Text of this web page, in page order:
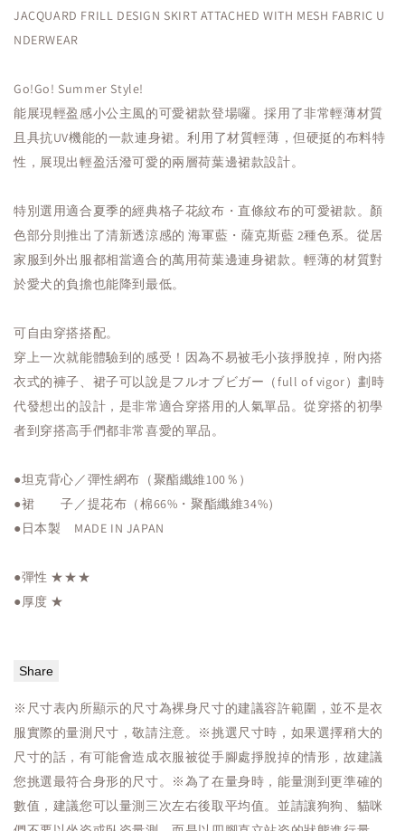
JACQUARD FRILL DESIGN SKIRT ATTACHED WITH MESH FABRIC U
NDERWEAR
Go!Go! Summer Style!
能展現輕盈感小公主風的可愛裙款登場囉。採用了非常輕薄材質
且具抗UV機能的一款連身裙。利用了材質輕薄，但硬挺的布料特
性，展現出輕盈活潑可愛的兩層荷葉邊裙款設計。
特別選用適合夏季的經典格子花紋布・直條紋布的可愛裙款。顏
色部分則推出了清新透涼感的 海軍藍・薩克斯藍 2種色系。從居
家服到外出服都相當適合的萬用荷葉邊連身裙款。輕薄的材質對
於愛犬的負擔也能降到最低。
可自由穿搭搭配。
穿上一次就能體驗到的感受！因為不易被毛小孩掙脫掉，附內搭
衣式的褲子、裙子可以說是フルオブビガー（full of vigor）劃時
代發想出的設計，是非常適合穿搭用的人氣單品。從穿搭的初學
者到穿搭高手們都非常喜愛的單品。
●坦克背心／彈性網布（聚酯纖維100％）
●裙 子／提花布（棉66%・聚酯纖維34%）
●日本製 MADE IN JAPAN
●彈性 ★★★
●厚度 ★
Share
※尺寸表內所顯示的尺寸為裸身尺寸的建議容許範圍，並不是衣
服實際的量測尺寸，敬請注意。※挑選尺寸時，如果選擇稍大的
尺寸的話，有可能會造成衣服被從手腳處掙脫掉的情形，故建議
您挑選最符合身形的尺寸。※為了在量身時，能量測到更準確的
數值，建議您可以量測三次左右後取平均值。並請讓狗狗、貓咪